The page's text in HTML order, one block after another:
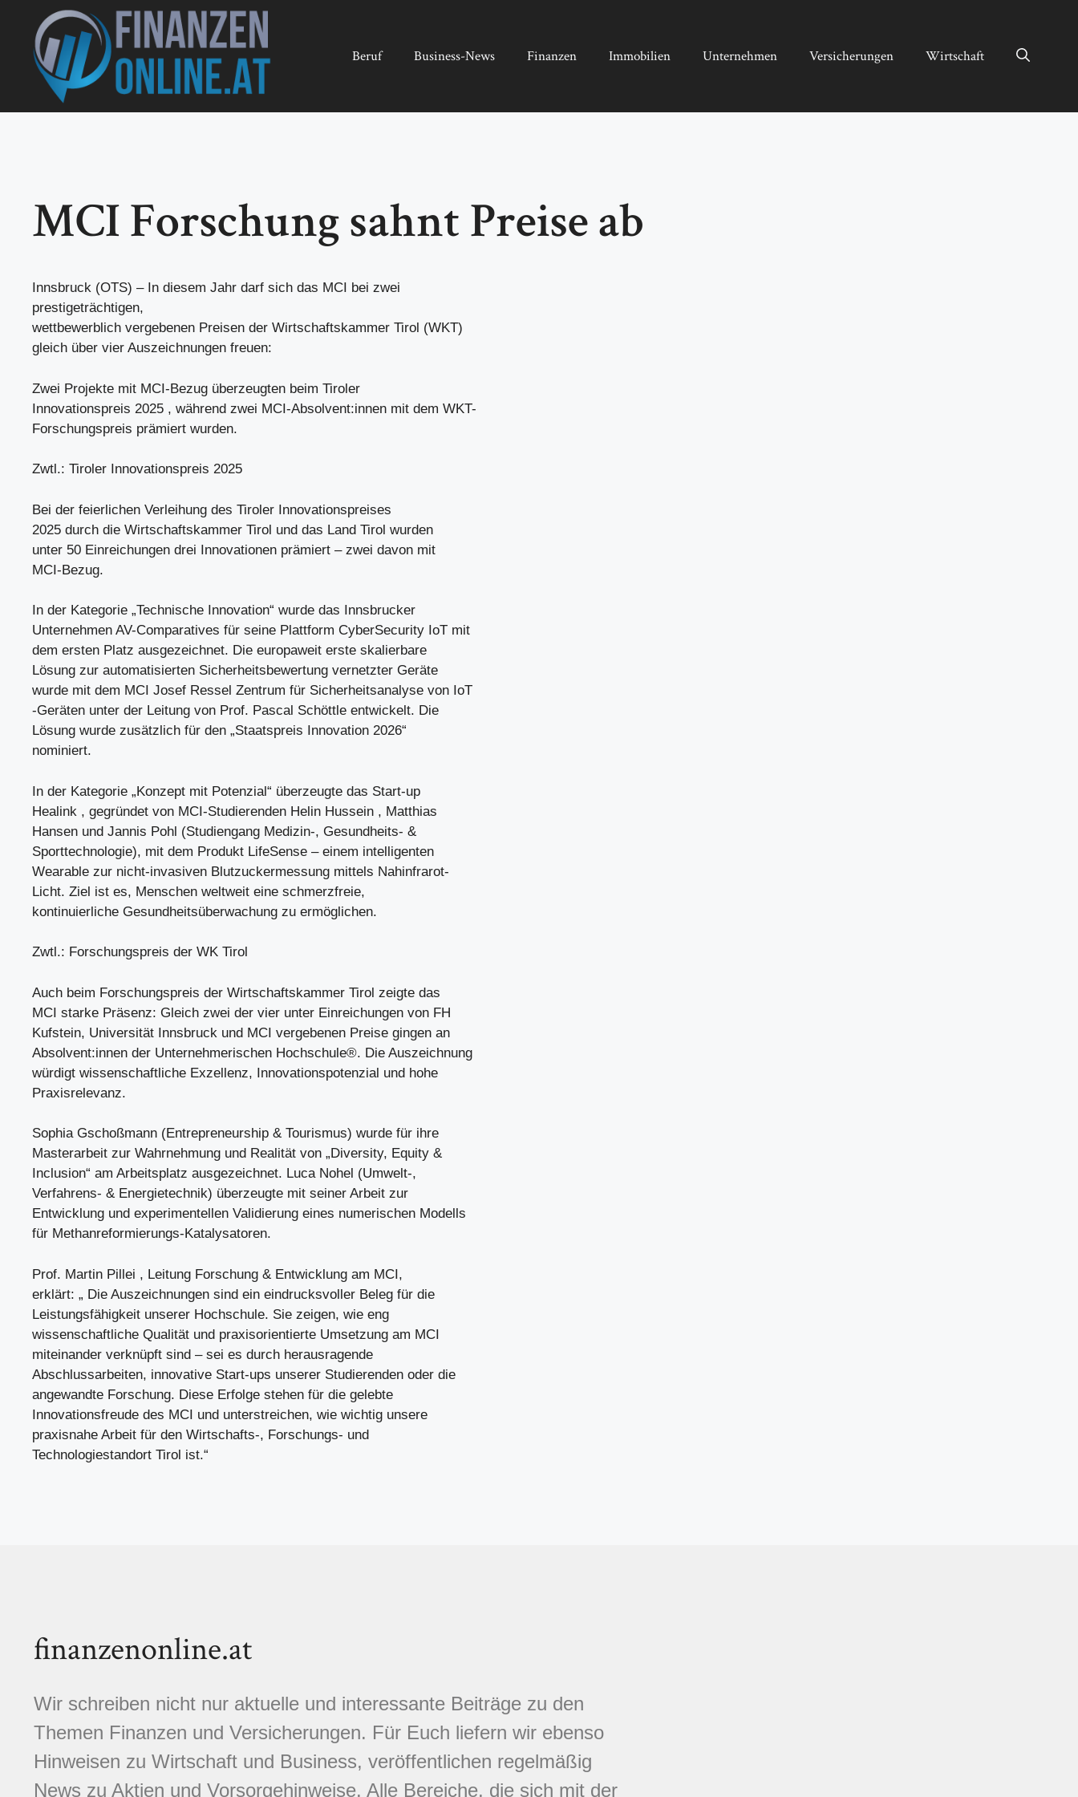
springen
Beruf Business-News Finanzen Immobilien Unternehmen Versicherungen Wirtschaft
MCI Forschung sahnt Preise ab
Innsbruck (OTS) – In diesem Jahr darf sich das MCI bei zwei
prestigeträchtigen,
wettbewerblich vergebenen Preisen der Wirtschaftskammer Tirol (WKT)
gleich über vier Auszeichnungen freuen:
Zwei Projekte mit MCI-Bezug überzeugten beim Tiroler
Innovationspreis 2025 , während zwei MCI-Absolvent:innen mit dem WKT-
Forschungspreis prämiert wurden.
Zwtl.: Tiroler Innovationspreis 2025
Bei der feierlichen Verleihung des Tiroler Innovationspreises
2025 durch die Wirtschaftskammer Tirol und das Land Tirol wurden
unter 50 Einreichungen drei Innovationen prämiert – zwei davon mit
MCI-Bezug.
In der Kategorie „Technische Innovation“ wurde das Innsbrucker
Unternehmen AV-Comparatives für seine Plattform CyberSecurity IoT mit
dem ersten Platz ausgezeichnet. Die europaweit erste skalierbare
Lösung zur automatisierten Sicherheitsbewertung vernetzter Geräte
wurde mit dem MCI Josef Ressel Zentrum für Sicherheitsanalyse von IoT
-Geräten unter der Leitung von Prof. Pascal Schöttle entwickelt. Die
Lösung wurde zusätzlich für den „Staatspreis Innovation 2026“
nominiert.
In der Kategorie „Konzept mit Potenzial“ überzeugte das Start-up
Healink , gegründet von MCI-Studierenden Helin Hussein , Matthias
Hansen und Jannis Pohl (Studiengang Medizin-, Gesundheits- &
Sporttechnologie), mit dem Produkt LifeSense – einem intelligenten
Wearable zur nicht-invasiven Blutzuckermessung mittels Nahinfrarot-
Licht. Ziel ist es, Menschen weltweit eine schmerzfreie,
kontinuierliche Gesundheitsüberwachung zu ermöglichen.
Zwtl.: Forschungspreis der WK Tirol
Auch beim Forschungspreis der Wirtschaftskammer Tirol zeigte das
MCI starke Präsenz: Gleich zwei der vier unter Einreichungen von FH
Kufstein, Universität Innsbruck und MCI vergebenen Preise gingen an
Absolvent:innen der Unternehmerischen Hochschule®. Die Auszeichnung
würdigt wissenschaftliche Exzellenz, Innovationspotenzial und hohe
Praxisrelevanz.
Sophia Gschoßmann (Entrepreneurship & Tourismus) wurde für ihre
Masterarbeit zur Wahrnehmung und Realität von „Diversity, Equity &
Inclusion“ am Arbeitsplatz ausgezeichnet. Luca Nohel (Umwelt-,
Verfahrens- & Energietechnik) überzeugte mit seiner Arbeit zur
Entwicklung und experimentellen Validierung eines numerischen Modells
für Methanreformierungs-Katalysatoren.
Prof. Martin Pillei , Leitung Forschung & Entwicklung am MCI,
erklärt: „ Die Auszeichnungen sind ein eindrucksvoller Beleg für die
Leistungsfähigkeit unserer Hochschule. Sie zeigen, wie eng
wissenschaftliche Qualität und praxisorientierte Umsetzung am MCI
miteinander verknüpft sind – sei es durch herausragende
Abschlussarbeiten, innovative Start-ups unserer Studierenden oder die
angewandte Forschung. Diese Erfolge stehen für die gelebte
Innovationsfreude des MCI und unterstreichen, wie wichtig unsere
praxisnahe Arbeit für den Wirtschafts-, Forschungs- und
Technologiestandort Tirol ist.“
finanzenonline.at
Wir schreiben nicht nur aktuelle und interessante Beiträge zu den
Themen Finanzen und Versicherungen. Für Euch liefern wir ebenso
Hinweisen zu Wirtschaft und Business, veröffentlichen regelmäßig
News zu Aktien und Vorsorgehinweise. Alle Bereiche, die sich mit der